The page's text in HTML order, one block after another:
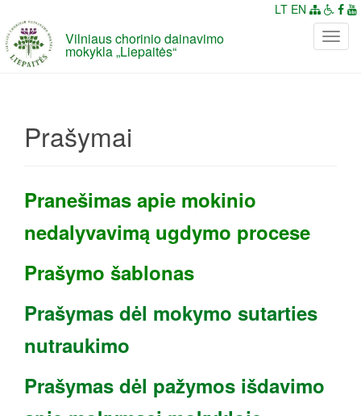
P
Vilniaus chorinio dainavimo
mokykla „Liepaitės“
LT EN
Prašymai
Pranešimas apie mokinio
nedalyvavimą ugdymo procese
Prašymo šablonas
Prašymas dėl mokymo sutarties
nutraukimo
Prašymas dėl pažymos išdavimo